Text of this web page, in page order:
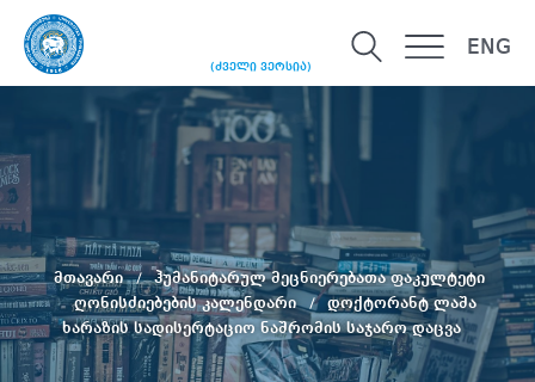
(ძველი ვერსია)
ENG
მთავარი
ჰუმანიტარულ მეცნიერებათა ფაკულტეტი
ღონისძიებების კალენდარი
დოქტორანტ ლაშა
ხარაზის სადისერტაციო ნაშრომის საჯარო დაცვა